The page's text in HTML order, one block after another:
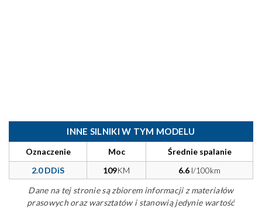
INNE SILNIKI W TYM MODELU
Oznaczenie Moc
Średnie spalanie
2.0 DDiS
109KM 6.6 l/100km
Dane na tej stronie są zbiorem informacji z materiałów
prasowych oraz warsztatów i stanowią jedynie wartość